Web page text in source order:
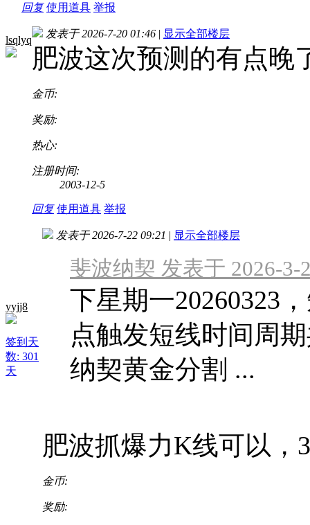
回复 使用道具 举报
lsqlyq
发表于 2026-7-20 01:46 | 显示全部楼层
肥波这次预测的有点晚
金币:
奖励:
热心:
注册时间:
2003-12-5
回复 使用道具 举报
yyjj8
签到天
数: 301
天
发表于 2026-7-22 09:21 | 显示全部楼层
斐波纳契 发表于 2026-3-
下星期一20260323
点触发短线时间周
纳契黄金分割 ...
肥波抓爆力K线可以，
金币:
奖励: